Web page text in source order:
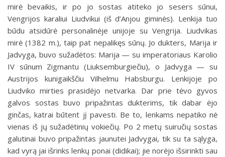
mirė bevaikis, ir po jo sostas atiteko jo sesers sūnui,
Vengrijos karaliui Liudvikui (išd’Anjou giminės). Lenkija tuo
būdu atsidūrė personalinėje unijoje su Vengrija. Liudvikas
mirė (1382 m.), taip pat nepalikęs sūnų. Jo dukters, Marija ir
Jadvyga, buvo sužadėtos: Marija — su imperatoriaus Karolio
IV sūnum Zigmantu (Liuksemburgiečiu), o Jadvyga — su
Austrijos kunigaikščiu Vilhelmu Habsburgu. Lenkijoje po
Liudviko mirties prasidėjo netvarka. Dar prie tėvo gyvos
galvos sostas buvo pripažintas dukterims, tik dabar ėjo
ginčas, katrai būtent jį pavesti. Be to, lenkams nepatiko nė
vienas iš jų sužadėtinių vokiečių. Po 2 metų suiručių sostas
galutinai buvo pripažintas jaunutei Jadvygai, tik su ta sąlyga,
kad vyrą jai išrinks lenkų ponai (didikai); jie norėjo išsirinkti sau